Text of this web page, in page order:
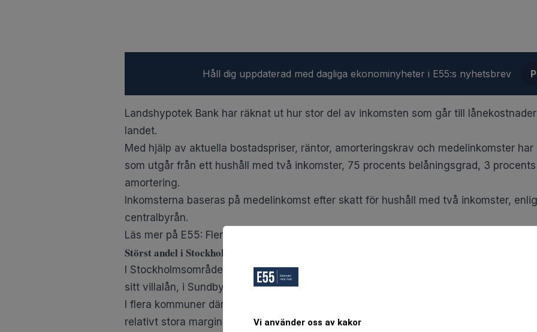
Vi använder oss av kakor
Håll dig uppdaterad med dagliga ekonominyheter i E55:s nyhetsbrev
Landshypotek Bank har räknat ut hur stor del av inkomsten som går till
landet.
Med hjälp av aktuella bostadspriser, räntor, amorteringskrav och medelinkomster
som utgår från ett hushåll med två inkomster, 75 procents belåningsgrad, 3
amortering.
Inkomsterna baseras på medelinkomst efter skatt för hushåll med två inkomster,
centralbyrån.
Läs mer på E55: Fler högt belånade hushåll
Störst andel i Stockholm
I Stockholmsområdet är andelarna störst, i Solna lägger ett genomsnittligt hushåll
sitt villalån, i Sundbyberg är andelen 40 procent och på Lidingö är den 32 procent.
I flera kommuner där bostadspriserna är höga är inkomsterna också höga, vilket gör
relativt stora marginaler, så de hushåll som lägger störst del av inkomsten på